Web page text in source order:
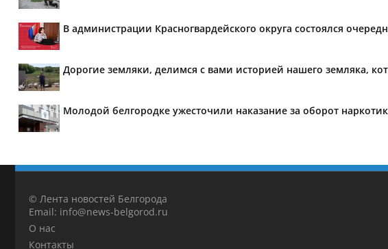
В администрации Красногвардейского округа состоялся
Дорогие земляки, делимся с вами историей нашего земляка,
Молодой белгородке ужесточили наказание за оборот
© Лента новостей Белгорода
Email: info@news-belgorod.ru
О нас
Контакты